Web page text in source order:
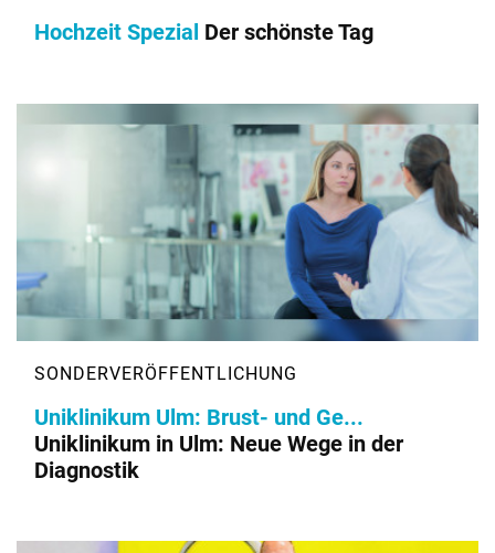
Hochzeit Spezial Der schönste Tag
Uniklinikum Ulm: Brust- und Ge...
Uniklinikum in Ulm: Neue Wege in der
Diagnostik